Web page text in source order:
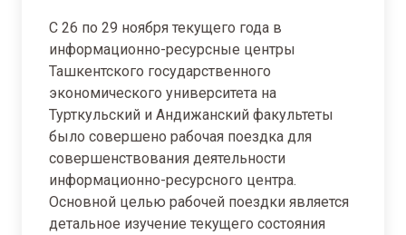
С 26 по 29 ноября текущего года в
информационно-ресурсные центры
Ташкентского государственного
экономического университета на
Турткульский и Андижанский факультеты
было совершено рабочая поездка для
совершенствования деятельности
информационно-ресурсного центра.
Основной целью рабочей поездки является
детальное изучение текущего состояния